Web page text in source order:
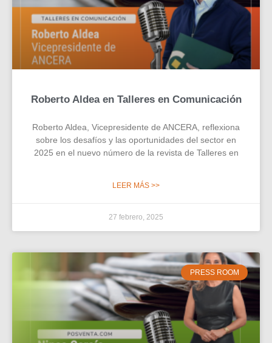
Roberto Aldea en Talleres en Comunicación
Roberto Aldea, Vicepresidente de ANCERA, reflexiona
sobre los desafíos y las oportunidades del sector en
2025 en el nuevo número de la revista de Talleres en
LEER MÁS >>
27 febrero, 2025
PRESS ROOM